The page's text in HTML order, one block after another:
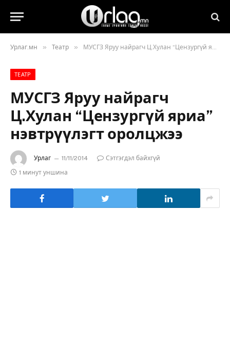
Урлаг.мн » Театр » МУСГЗ Яруу найрагч Ц.Хулан “Цензургүй яриа” нэвтрүүлэгт оролцжээ
ТЕАТР
МУСГЗ Яруу найрагч
Ц.Хулан “Цензургүй яриа”
нэвтрүүлэгт оролцжээ
Урлаг 11/11/2014
Сэтгэгдэл байхгүй
1 минут уншина